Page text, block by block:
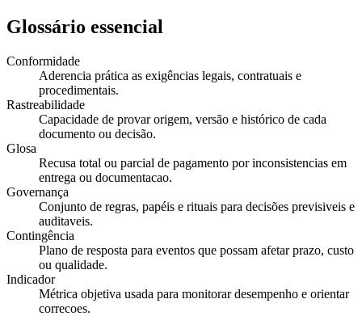
Glossário essencial
Conformidade
Aderencia prática as exigências legais, contratuais e
procedimentais.
Rastreabilidade
Capacidade de provar origem, versão e histórico de cada
documento ou decisão.
Glosa
Recusa total ou parcial de pagamento por inconsistencias em
entrega ou documentacao.
Governança
Conjunto de regras, papéis e rituais para decisões previsiveis e
auditaveis.
Contingência
Plano de resposta para eventos que possam afetar prazo, custo
ou qualidade.
Indicador
Métrica objetiva usada para monitorar desempenho e orientar
correcoes.